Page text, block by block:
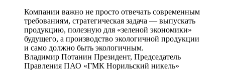
Компании важно не просто отвечать современным
требованиям, стратегическая задача — выпускать
продукцию, полезную для «зеленой экономики»
будущего, а производство экологичной продукции
и само должно быть экологичным.
Владимир Потанин Президент, Председатель
Правления ПАО «ГМК Норильский никель»